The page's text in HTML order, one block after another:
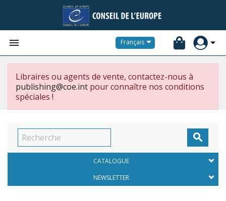
 Français
Libraires ou agents de vente, contactez-nous à
publishing@coe.int pour connaître nos conditions
spéciales !

CATALOGUE
NEWSLETTER